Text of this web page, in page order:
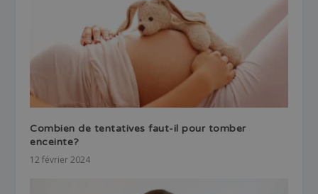
Combien de tentatives faut-il pour tomber
enceinte?
12 février 2024